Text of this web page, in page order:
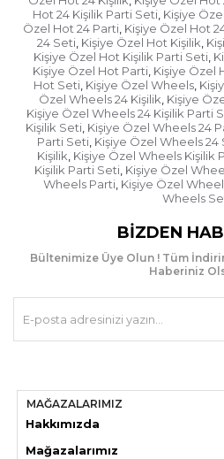
teslim alınmıştır" ibaresini
- Ürünü teslim aldığınızda
hızlıca açıp kontrol edin.
kargo görevlisiyle beraber
tutun ve kargo görevlisi
kendisine teslim edin.
Hot 24 Kişilik Parti Seti, Kişiye
Özel Hot 24 Parti, Kişiye Özel Hot
24 Seti, Kişiye Özel Hot Kişilik,
Kişiye Özel Hot Kişilik Parti Seti,
Kişiye Özel Hot Parti, Kişiye Özel
Hot Seti, Kişiye Özel Wheels,
Özel Wheels 24 Kişilik, Kişiye
Kişiye Özel Wheels 24 Kişilik Parti
Kişilik Seti, Kişiye Özel Wheels 24
Parti Seti, Kişiye Özel Wheels 24
Kişilik, Kişiye Özel Wheels Kişilik
Kişilik Parti Seti, Kişiye Özel
Wheels Parti, Kişiye Özel
Wheels
BIZDEN
Bültenimize Üye Olun ! Tüm
Haberiniz
MAĞAZALARIMIZ
Hakkımızda
Mağazalarımız